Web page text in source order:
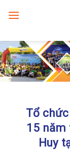
Tổ
15 năm
Huy